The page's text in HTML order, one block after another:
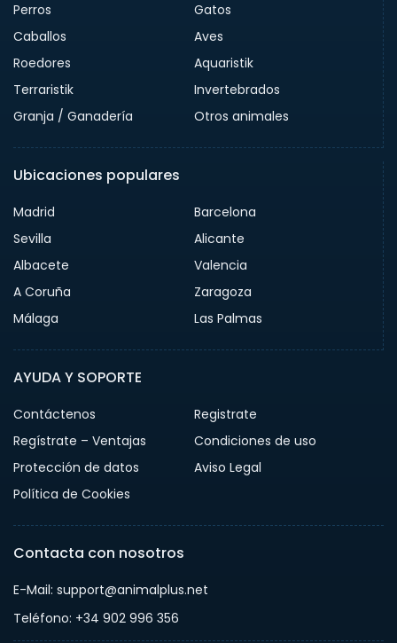
Perros
Gatos
Caballos
Aves
Roedores
Aquaristik
Terraristik
Invertebrados
Granja / Ganadería
Otros animales
Ubicaciones populares
Madrid
Barcelona
Sevilla
Alicante
Albacete
Valencia
A Coruña
Zaragoza
Málaga
Las Palmas
AYUDA Y SOPORTE
Contáctenos
Registrate
Regístrate – Ventajas
Condiciones de uso
Protección de datos
Aviso Legal
Política de Cookies
Contacta con nosotros
E-Mail: support@animalplus.net
Teléfono: +34 902 996 356